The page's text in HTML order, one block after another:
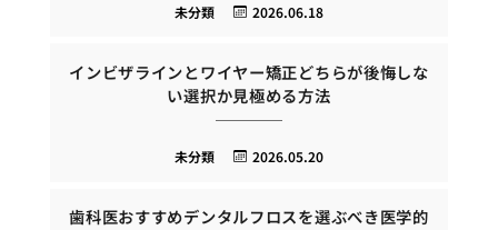
2026.06.18
未分類
インビザラインとワイヤー矯正どちらが後悔しな
い選択か見極める方法
2026.05.20
未分類
歯科医おすすめデンタルフロスを選ぶべき医学的